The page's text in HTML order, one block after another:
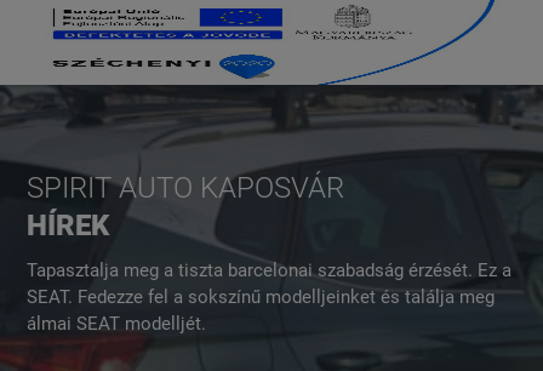
SPIRIT AUTO KAPOSVÁR
HÍREK
Tapasztalja meg a tiszta barcelonai szabadság érzését. Ez a
SEAT. Fedezze fel a sokszínű modelljeinket és találja meg
álmai SEAT modelljét.